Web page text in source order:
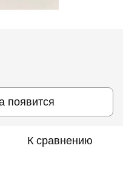
появится
К сравнению